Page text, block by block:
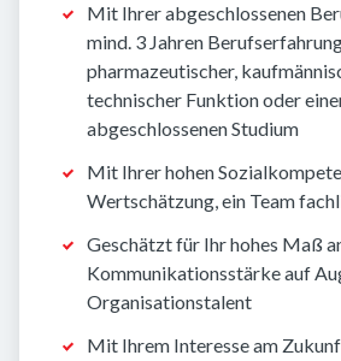
Mit Ihrer abgeschlossenen
mind. 3 Jahren
pharmazeutischer,
technischer Funktion oder
abgeschlossenen Studium
Mit Ihrer hohen
Wertschätzung, ein Team
Geschätzt für Ihr hohes Maß
Kommunikationsstärke auf
Organisationstalent
Mit Ihrem Interesse am